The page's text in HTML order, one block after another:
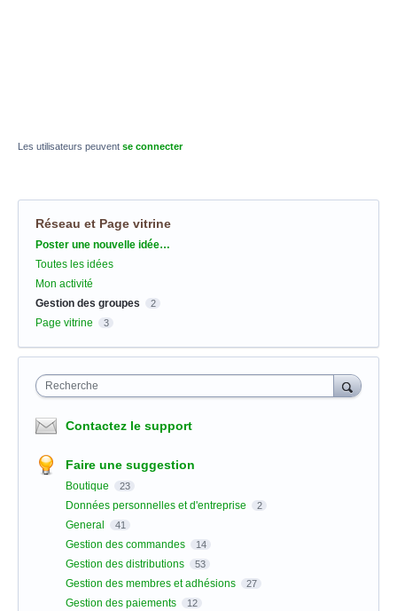
Les utilisateurs peuvent se connecter
Réseau et Page vitrine
Catégories
Poster une nouvelle idée…
Toutes les idées
Mon activité
Gestion des groupes
2
Page vitrine 3
Recherche
Contactez le support
Faire une suggestion
Boutique 23
Données personnelles et d'entreprise 2
General 41
Gestion des commandes 14
Gestion des distributions 53
Gestion des membres et adhésions 27
Gestion des paiements 12